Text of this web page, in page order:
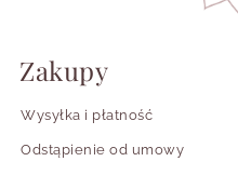
nowoczesna
bardziej lekka
Zakupy
Wysyłka i płatność
Odstąpienie od umowy